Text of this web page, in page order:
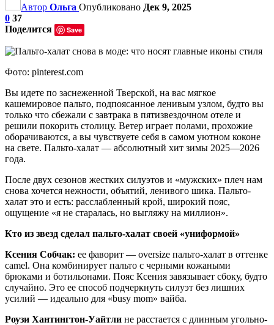
Автор Ольга Опубликовано Дек 9, 2025
0 37
Поделится
Save
Фото: pinterest.com
Вы идете по заснеженной Тверской, на вас мягкое
кашемировое пальто, подпоясанное ленивым узлом, будто вы
только что сбежали с завтрака в пятизвездочном отеле и
решили покорить столицу. Ветер играет полами, прохожие
оборачиваются, а вы чувствуете себя в самом уютном коконе
на свете. Пальто-халат — абсолютный хит зимы 2025—2026
года.
После двух сезонов жестких силуэтов и «мужских» плеч нам
снова хочется нежности, объятий, ленивого шика. Пальто-
халат это и есть: расслабленный крой, широкий пояс,
ощущение «я не старалась, но выгляжу на миллион».
Кто из звезд сделал пальто-халат своей «униформой»
Ксения Собчак: ее фаворит — oversize пальто-халат в оттенке
camel. Она комбинирует пальто с черными кожаными
брюками и ботильонами. Пояс Ксения завязывает сбоку, будто
случайно. Это ее способ подчеркнуть силуэт без лишних
усилий — идеально для «busy mom» вайба.
Роузи Хантингтон-Уайтли не расстается с длинным угольно-